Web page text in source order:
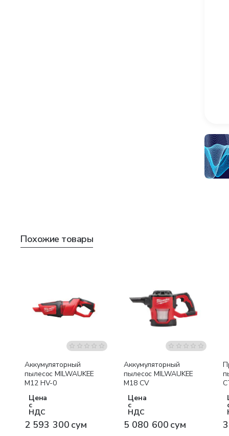
Похожие товары
Бесплатная доставка
Аккумуляторный
пылесос MILWAUKEE
M12 HV-0
Цена
с
НДС
2 593 300 сум
Бесплатная доставка
Аккумуляторный
пылесос MILWAUKEE
M18 CV
Цена
с
НДС
5 080 600 сум